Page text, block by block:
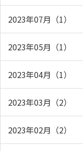
2023年07月（1）
2023年05月（1）
2023年04月（1）
2023年03月（2）
2023年02月（2）